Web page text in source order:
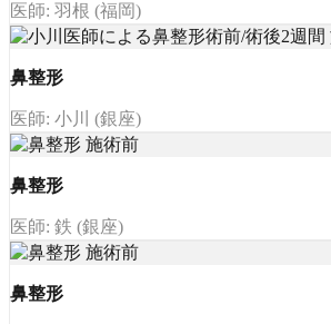
医師: 羽根 (福岡)
鼻整形
医師: 小川 (銀座)
鼻整形
医師: 鉄 (銀座)
鼻整形